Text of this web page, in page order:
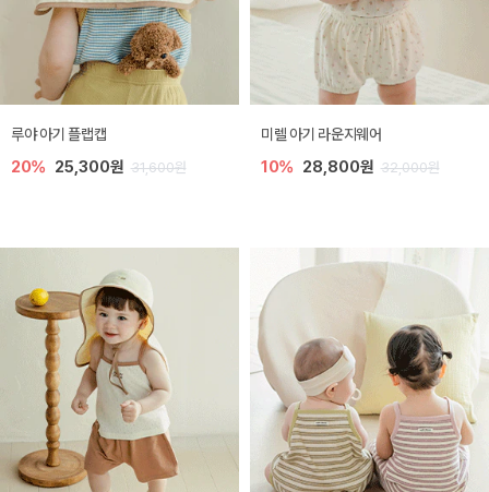
루야 아기 플랩캡
20% 25,300원 31,600원
미렐 아기 라운지웨어
10% 28,800원 32,000원